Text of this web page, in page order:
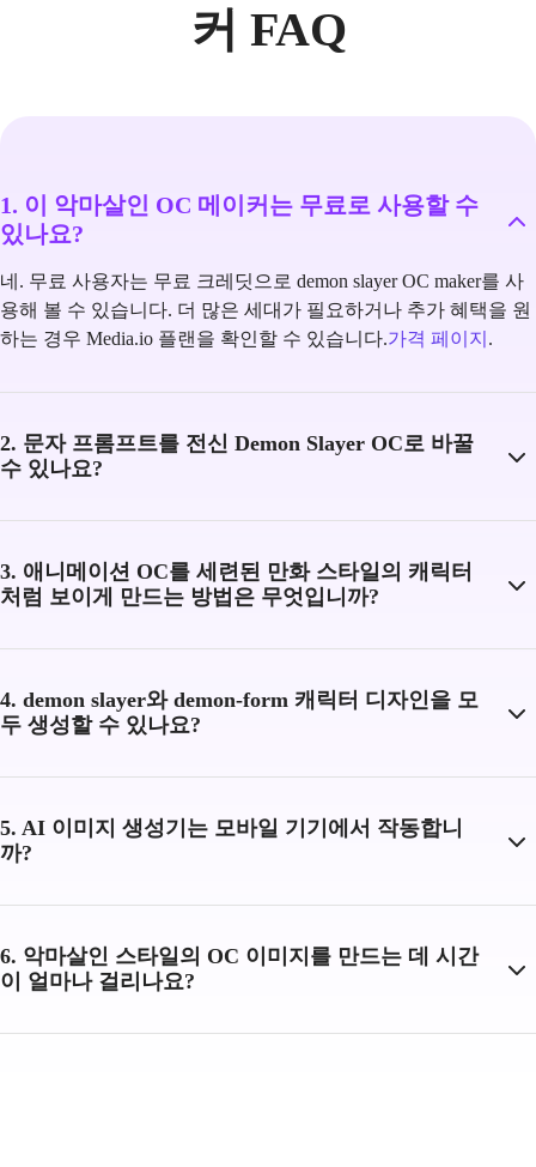
커 FAQ
1. 이 악마살인 OC 메이커는 무료로 사용할 수
있나요?
네. 무료 사용자는 무료 크레딧으로 demon slayer OC maker를 사
용해 볼 수 있습니다. 더 많은 세대가 필요하거나 추가 혜택을 원
하는 경우 Media.io 플랜을 확인할 수 있습니다.가격 페이지 .
2. 문자 프롬프트를 전신 Demon Slayer OC로 바꿀
수 있나요?
3. 애니메이션 OC를 세련된 만화 스타일의 캐릭터
처럼 보이게 만드는 방법은 무엇입니까?
4. demon slayer와 demon-form 캐릭터 디자인을 모
두 생성할 수 있나요?
5. AI 이미지 생성기는 모바일 기기에서 작동합니
까?
6. 악마살인 스타일의 OC 이미지를 만드는 데 시간
이 얼마나 걸리나요?